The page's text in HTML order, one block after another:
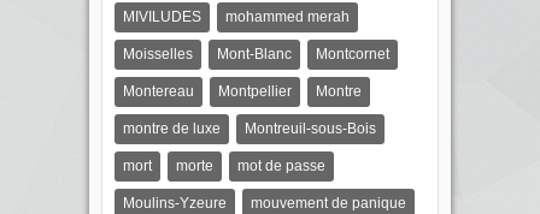
MIVILUDES mohammed merah
Moisselles Mont-Blanc Montcornet
Montereau Montpellier Montre
montre de luxe Montreuil-sous-Bois
mort morte mot de passe
Moulins-Yzeure mouvement de panique